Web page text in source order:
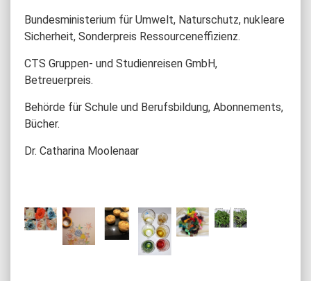
Bundesministerium für Umwelt, Naturschutz, nukleare
Sicherheit, Sonderpreis Ressourceneffizienz.
CTS Gruppen- und Studienreisen GmbH,
Betreuerpreis.
Behörde für Schule und Berufsbildung, Abonnements,
Bücher.
Dr. Catharina Moolenaar